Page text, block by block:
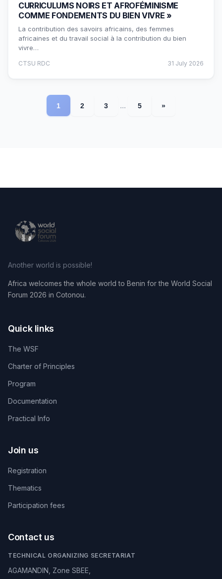
CURRICULUMS NOIRS ET AFROFÉMINISME
COMME FONDEMENTS DU BIEN VIVRE »
La contribution des savoirs africains, des femmes
africaines et du travail social à la contribution du bien
vivre…
CTSU RDC 31 July 2026
1 2 3 ... 5 »
Another world is possible!
Africa welcomes the whole world to Benin for the World Social
Forum 2026 in Cotonou.
Quick links
The WSF
Charter of Principles
Program
Documentation
Practical Info
Join us
Registration
Thematics
Participation fees
Contact us
TECHNICAL ORGANIZING SECRETARIAT
AGAMANDIN, Zone SBEE,